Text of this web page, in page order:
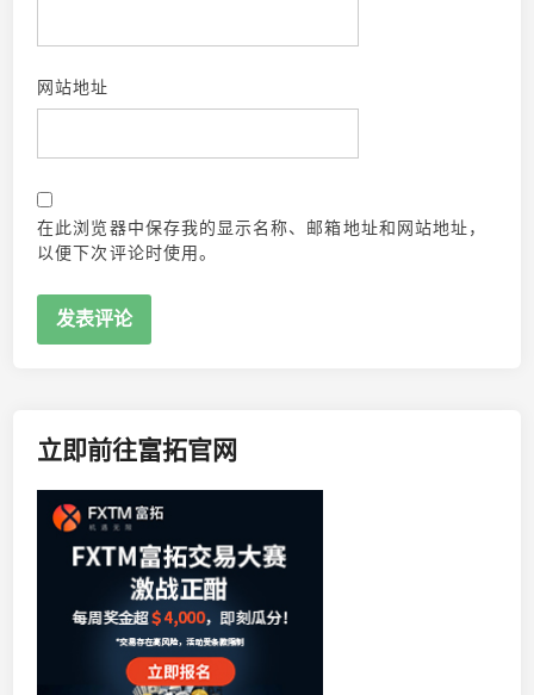
网站地址
在此浏览器中保存我的显示名称、邮箱地址和网站地址，
以便下次评论时使用。
立即前往富拓官网